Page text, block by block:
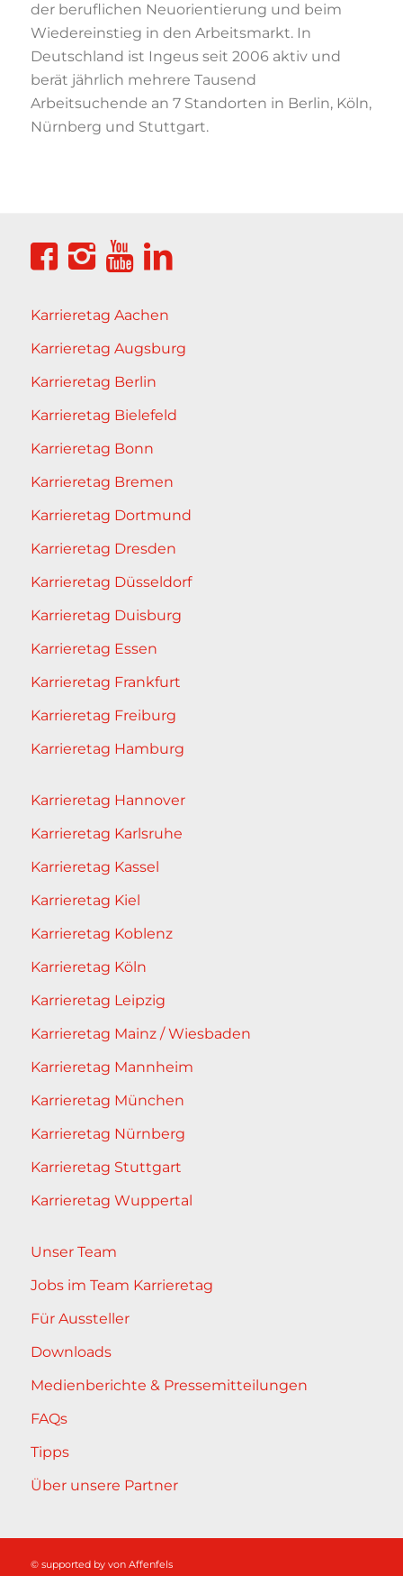
der beruflichen Neuorientierung und beim
Wiedereinstieg in den Arbeitsmarkt. In
Deutschland ist Ingeus seit 2006 aktiv und
berät jährlich mehrere Tausend
Arbeitsuchende an 7 Standorten in Berlin, Köln,
Nürnberg und Stuttgart.
Karrieretag Aachen
Karrieretag Augsburg
Karrieretag Berlin
Karrieretag Bielefeld
Karrieretag Bonn
Karrieretag Bremen
Karrieretag Dortmund
Karrieretag Dresden
Karrieretag Düsseldorf
Karrieretag Duisburg
Karrieretag Essen
Karrieretag Frankfurt
Karrieretag Freiburg
Karrieretag Hamburg
Karrieretag Hannover
Karrieretag Karlsruhe
Karrieretag Kassel
Karrieretag Kiel
Karrieretag Koblenz
Karrieretag Köln
Karrieretag Leipzig
Karrieretag Mainz / Wiesbaden
Karrieretag Mannheim
Karrieretag München
Karrieretag Nürnberg
Karrieretag Stuttgart
Karrieretag Wuppertal
Unser Team
Jobs im Team Karrieretag
Für Aussteller
Downloads
Medienberichte & Pressemitteilungen
FAQs
Tipps
Über unsere Partner
© supported by von Affenfels